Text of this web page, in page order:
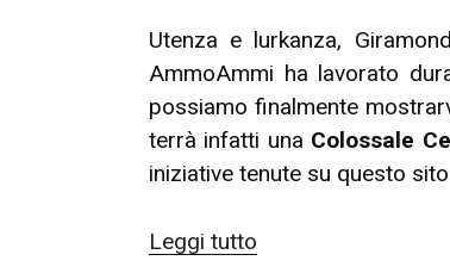
Utenza e lurkanza,
AmmoAmmi ha lavorato
possiamo finalmente
terrà infatti una Colossale
iniziative tenute su questo
Leggi tutto“Colossale